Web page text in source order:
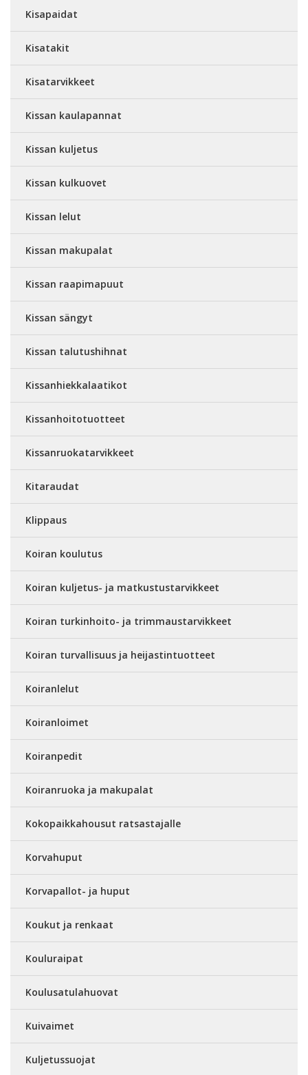
Kisapaidat
Kisatakit
Kisatarvikkeet
Kissan kaulapannat
Kissan kuljetus
Kissan kulkuovet
Kissan lelut
Kissan makupalat
Kissan raapimapuut
Kissan sängyt
Kissan talutushihnat
Kissanhiekkalaatikot
Kissanhoitotuotteet
Kissanruokatarvikkeet
Kitaraudat
Klippaus
Koiran koulutus
Koiran kuljetus- ja matkustustarvikkeet
Koiran turkinhoito- ja trimmaustarvikkeet
Koiran turvallisuus ja heijastintuotteet
Koiranlelut
Koiranloimet
Koiranpedit
Koiranruoka ja makupalat
Kokopaikkahousut ratsastajalle
Korvahuput
Korvapallot- ja huput
Koukut ja renkaat
Kouluraipat
Koulusatulahuovat
Kuivaimet
Kuljetussuojat